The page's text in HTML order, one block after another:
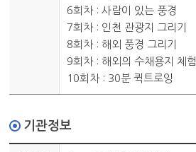
6회차 : 사람이 있는 풍경
7회차 : 인천 관광지 그리기
8회차 : 해외 풍경 그리기
9회차 : 해외의 수채용지 체험
10회차 : 30분 퀵트로잉
기관정보